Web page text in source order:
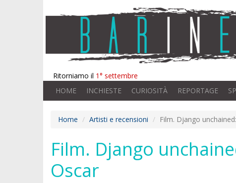
Ritorniamo il 1° settembre
HOME INCHIESTE CURIOSITÀ REPORTAGE
Home Artisti e recensioni Film. Django
Film. Django
Oscar